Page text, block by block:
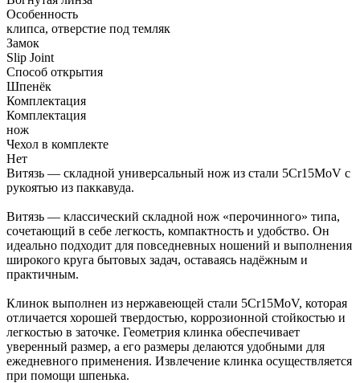
Особенность
клипса, отверстие под темляк
Замок
Slip Joint
Способ открытия
Шпенёк
Комплектация
Комплектация
нож
Чехол в комплекте
Нет
Витязь — складной универсальный нож из стали 5Cr15MoV с
рукоятью из паккавуда.
Витязь — классический складной нож «перочинного» типа,
сочетающий в себе легкость, компактность и удобство. Он
идеально подходит для повседневных ношений и выполнения
широкого круга бытовых задач, оставаясь надёжным и
практичным.
Клинок выполнен из нержавеющей стали 5Cr15MoV, которая
отличается хорошей твердостью, коррозионной стойкостью и
легкостью в заточке. Геометрия клинка обеспечивает
уверенный размер, а его размеры делаются удобными для
ежедневного применения. Извлечение клинка осуществляется
при помощи шпенька.